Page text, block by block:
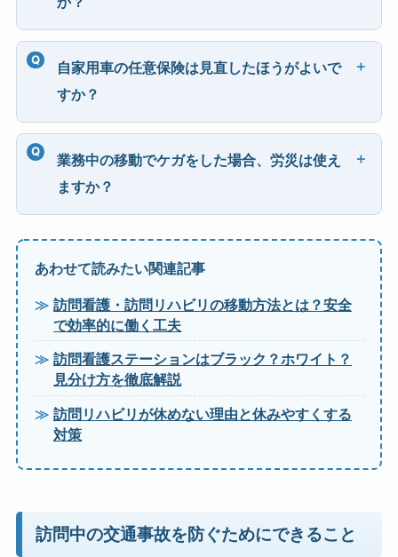
自家用車の任意保険は見直したほうがよいで
すか？
業務中の移動でケガをした場合、労災は使え
ますか？
あわせて読みたい関連記事
訪問看護・訪問リハビリの移動方法とは？安全
で効率的に働く工夫
訪問看護ステーションはブラック？ホワイト？
見分け方を徹底解説
訪問リハビリが休めない理由と休みやすくする
対策
訪問中の交通事故を防ぐためにできること